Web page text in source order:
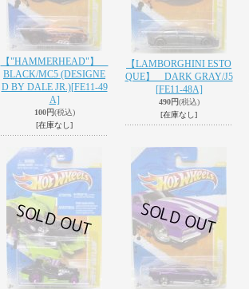
【"HAMMERHEAD"】
BLACK/MC5 (DESIGNE
D BY DALE JR.)[FE11-49
A]
100円(税込)
[在庫なし]
【LAMBORGHINI ESTO
QUE】 DARK GRAY/J5
[FE11-48A]
490円(税込)
[在庫なし]